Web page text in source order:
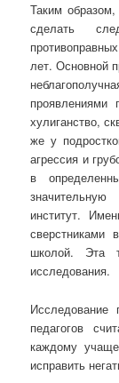
Таким
сделать
лет. Основной
проявлениями
хулиганство,
же у
агрессия и
в
институт.
школой. Эта
исследования.
Исследование
педагогов
каждому
исправить